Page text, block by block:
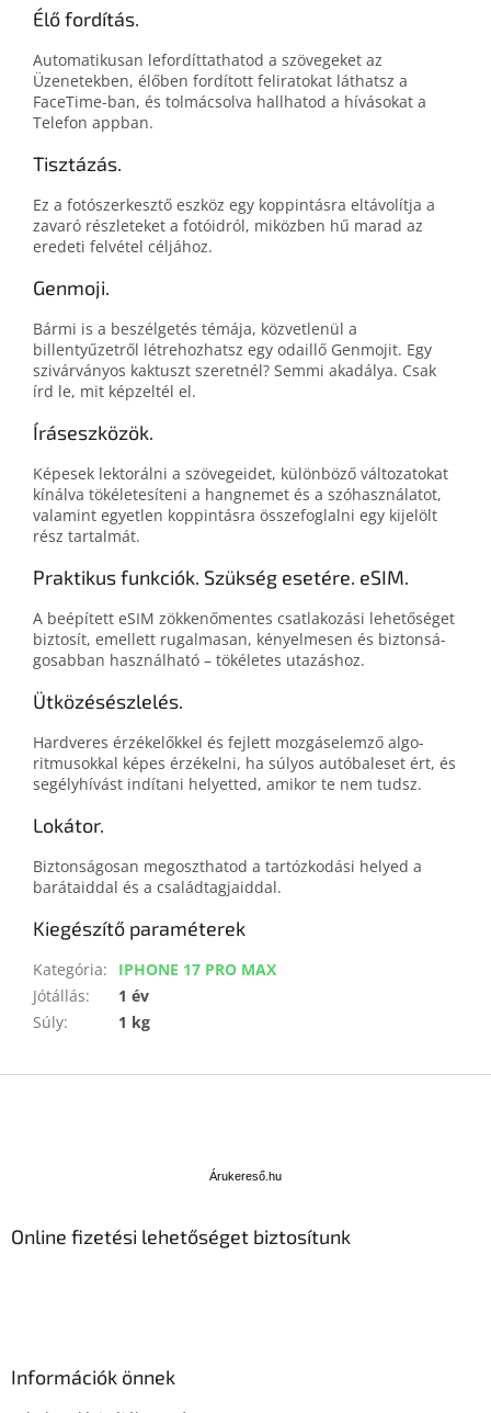
Élő fordítás.
Automatikusan lefordíttathatod a szövegeket az
Üzenetekben, élőben fordított feliratokat láthatsz a
FaceTime-ban, és tolmácsolva hallhatod a hívásokat a
Telefon appban.
Tisztázás.
Ez a fotószerkesztő eszköz egy koppintásra eltávolítja a
zavaró részleteket a fotóidról, miközben hű marad az
eredeti felvétel céljához.
Genmoji.
Bármi is a beszélgetés témája, közvetlenül a
billentyűzetről létrehozhatsz egy odaillő Genmojit. Egy
szivárványos kaktuszt szeretnél? Semmi akadálya. Csak
írd le, mit képzeltél el.
Íráseszközök.
Képesek lektorálni a szövegeidet, különböző változatokat
kínálva tökéletesíteni a hangnemet és a szóhasználatot,
valamint egyetlen koppintásra összefoglalni egy kijelölt
rész tartalmát.
Praktikus funkciók. Szükség esetére. eSIM.
A beépített eSIM zökkenő­mentes csatlakozási lehetőséget
biztosít, emellett rugalmasan, kényelmesen és biztonsá­
go­sabban használható – tökéletes utazáshoz.
Ütközésészlelés.
Hardveres érzékelőkkel és fejlett mozgás­elemző algo­
ritmusok­kal képes érzékelni, ha súlyos autóbaleset ért, és
segélyhívást indítani helyetted, amikor te nem tudsz.
Lokátor.
Biztonságosan megoszthatod a tartózkodási helyed a
barátaiddal és a családtagjaiddal.
Kiegészítő paraméterek
Kategória:
IPHONE 17 PRO MAX
Jótállás:
1 év
Súly: 1 kg
r
Árukereső.hu
Online fizetési lehetőséget biztosítunk
Információk önnek